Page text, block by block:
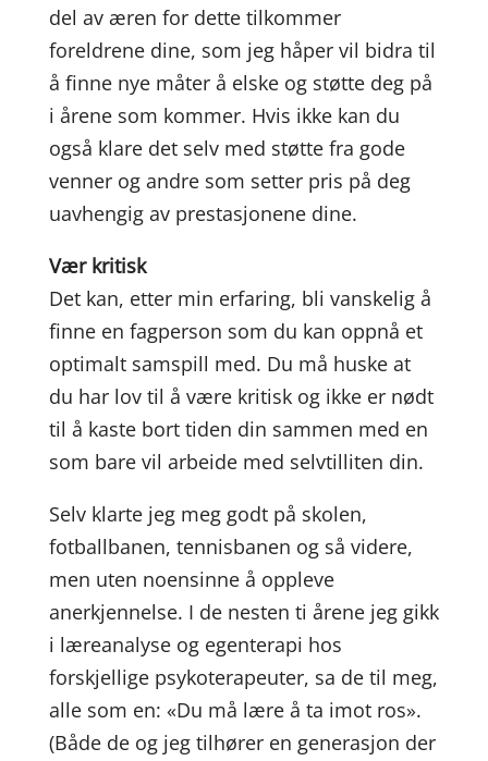
del av æren for dette tilkommer
foreldrene dine, som jeg håper vil bidra til
å finne nye måter å elske og støtte deg på
i årene som kommer. Hvis ikke kan du
også klare det selv med støtte fra gode
venner og andre som setter pris på deg
uavhengig av prestasjonene dine.
Vær kritisk
Det kan, etter min erfaring, bli vanskelig å
finne en fagperson som du kan oppnå et
optimalt samspill med. Du må huske at
du har lov til å være kritisk og ikke er nødt
til å kaste bort tiden din sammen med en
som bare vil arbeide med selvtilliten din.
Selv klarte jeg meg godt på skolen,
fotballbanen, tennisbanen og så videre,
men uten noensinne å oppleve
anerkjennelse. I de nesten ti årene jeg gikk
i læreanalyse og egenterapi hos
forskjellige psykoterapeuter, sa de til meg,
alle som en: «Du må lære å ta imot ros».
(Både de og jeg tilhører en generasjon der